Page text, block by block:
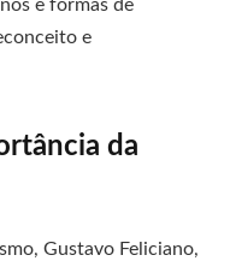
e formas de
e
da
Gustavo Feliciano,